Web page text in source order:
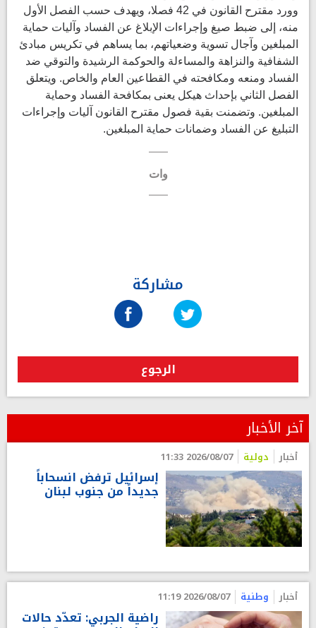
وورد مقترح القانون في 42 فصلا، ويهدف حسب الفصل الأول
منه، إلى ضبط صيغ وإجراءات الإبلاغ عن الفساد وآليات حماية
المبلغين وآجال تسوية وضعياتهم، بما يساهم في تكريس مبادئ
الشفافية والنزاهة والمساءلة والحوكمة الرشيدة والتوقي ضد
الفساد ومنعه ومكافحته في القطاعين العام والخاص. ويتعلق
الفصل الثاني بإحداث هيكل يعنى بمكافحة الفساد وحماية
المبلغين. وتضمنت بقية فصول مقترح القانون آليات وإجراءات
التبليغ عن الفساد وضمانات حماية المبلغين.
وات
مشاركة
الرجوع
آخر الأخبار
أخبار دولية 2026/08/07 11:33
إسرائيل ترفض انسحاباً
جديداً من جنوب لبنان
أخبار وطنية 2026/08/07 11:19
راضية الجربي: تعدّد حالات